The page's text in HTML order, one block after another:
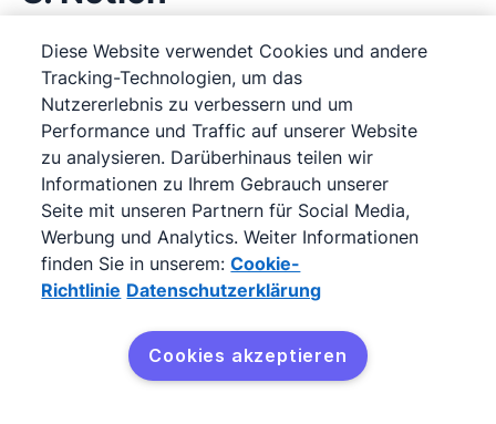
Notionist eine cloudbasierte All-in-One-
Plattform zur Verwaltung von Datenbanken,
Notizen und Aufgaben. Dank integrierter KI
lassen sich Inhalte noch einfacher erstellen,
organisieren und bearbeiten. Die Lösung eignet
sich ideal für kollaboratives Arbeiten in Teams.
Kostenlos testen
Diese Website verwendet Cookies und andere
Tracking-Technologien, um das
Nutzererlebnis zu verbessern und um
Performance und Traffic auf unserer Website
zu analysieren. Darüberhinaus teilen wir
Informationen zu Ihrem Gebrauch unserer
Seite mit unseren Partnern für Social Media,
Werbung und Analytics. Weiter Informationen
finden Sie in unserem: Cookie-
Richtlinie Datenschutzerklärung
Cookies akzeptieren